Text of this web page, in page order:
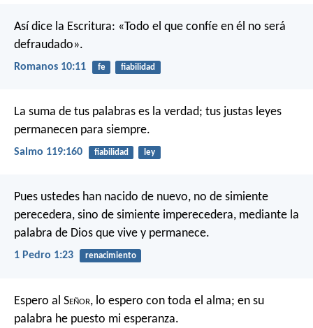
Así dice la Escritura: «Todo el que confíe en él no será
defraudado».
Romanos 10:11 fe fiabilidad
La suma de tus palabras es la verdad; tus justas leyes
permanecen para siempre.
Salmo 119:160 fiabilidad ley
Pues ustedes han nacido de nuevo, no de simiente
perecedera, sino de simiente imperecedera, mediante la
palabra de Dios que vive y permanece.
1 Pedro 1:23 renacimiento
Espero al Señor, lo espero con toda el alma; en su
palabra he puesto mi esperanza.